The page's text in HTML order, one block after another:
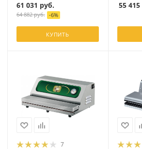
61 031 руб.
64 882руб. -6%
КУПИТЬ
55 415
7